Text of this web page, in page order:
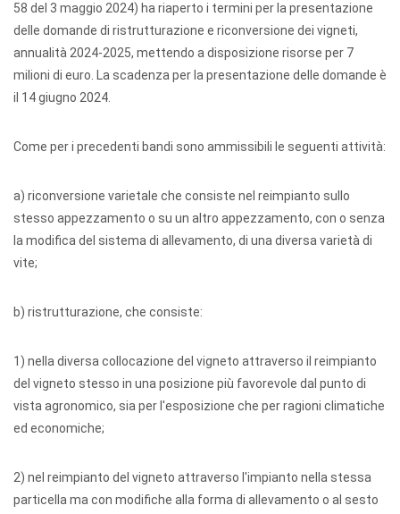
58 del 3 maggio 2024) ha riaperto i termini per la presentazione
delle domande di ristrutturazione e riconversione dei vigneti,
annualità 2024-2025, mettendo a disposizione risorse per 7
milioni di euro. La scadenza per la presentazione delle domande è
il 14 giugno 2024.
Come per i precedenti bandi sono ammissibili le seguenti attività:
a) riconversione varietale che consiste nel reimpianto sullo
stesso appezzamento o su un altro appezzamento, con o senza
la modifica del sistema di allevamento, di una diversa varietà di
vite;
b) ristrutturazione, che consiste:
1) nella diversa collocazione del vigneto attraverso il reimpianto
del vigneto stesso in una posizione più favorevole dal punto di
vista agronomico, sia per l'esposizione che per ragioni climatiche
ed economiche;
2) nel reimpianto del vigneto attraverso l'impianto nella stessa
particella ma con modifiche alla forma di allevamento o al sesto